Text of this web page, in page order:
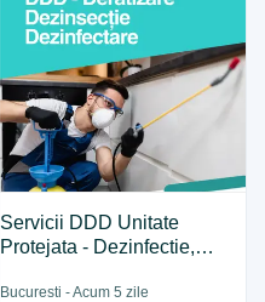
Servicii DDD Unitate
Protejata - Dezinfectie,
Bucuresti - Acum 5 zile